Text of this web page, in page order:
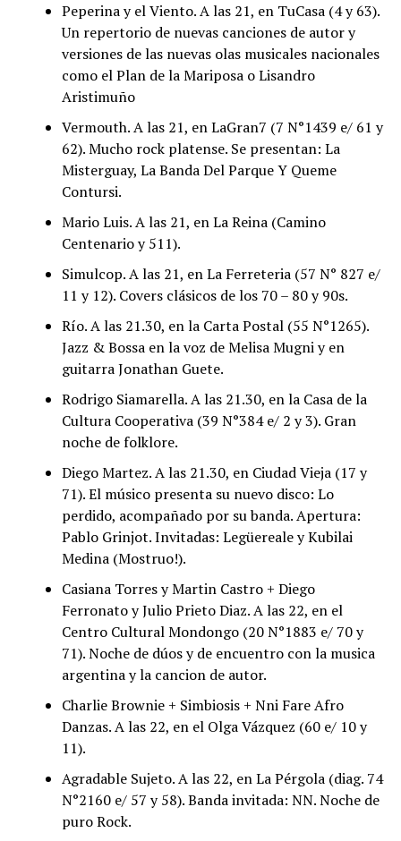
Peperina y el Viento. A las 21, en TuCasa (4 y 63).
Un repertorio de nuevas canciones de autor y
versiones de las nuevas olas musicales nacionales
como el Plan de la Mariposa o Lisandro
Aristimuño
Vermouth. A las 21, en LaGran7 (7 N°1439 e/ 61 y
62). Mucho rock platense. Se presentan: La
Misterguay, La Banda Del Parque Y Queme
Contursi.
Mario Luis. A las 21, en La Reina (Camino
Centenario y 511).
Simulcop. A las 21, en La Ferreteria (57 N° 827 e/
11 y 12). Covers clásicos de los 70 – 80 y 90s.
Río. A las 21.30, en la Carta Postal (55 N°1265).
Jazz & Bossa en la voz de Melisa Mugni y en
guitarra Jonathan Guete.
Rodrigo Siamarella. A las 21.30, en la Casa de la
Cultura Cooperativa (39 N°384 e/ 2 y 3). Gran
noche de folklore.
Diego Martez. A las 21.30, en Ciudad Vieja (17 y
71). El músico presenta su nuevo disco: Lo
perdido, acompañado por su banda. Apertura:
Pablo Grinjot. Invitadas: Legüereale y Kubilai
Medina (Mostruo!).
Casiana Torres y Martin Castro + Diego
Ferronato y Julio Prieto Diaz. A las 22, en el
Centro Cultural Mondongo (20 N°1883 e/ 70 y
71). Noche de dúos y de encuentro con la musica
argentina y la cancion de autor.
Charlie Brownie + Simbiosis + Nni Fare Afro
Danzas. A las 22, en el Olga Vázquez (60 e/ 10 y
11).
Agradable Sujeto. A las 22, en La Pérgola (diag. 74
N°2160 e/ 57 y 58). Banda invitada: NN. Noche de
puro Rock.